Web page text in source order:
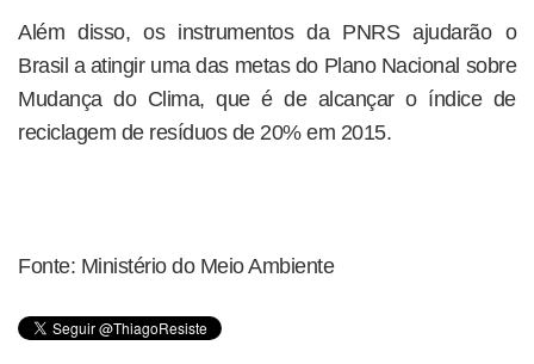
Além disso, os instrumentos da PNRS ajudarão o
Brasil a atingir uma das metas do Plano Nacional sobre
Mudança do Clima, que é de alcançar o índice de
reciclagem de resíduos de 20% em 2015.
Fonte: Ministério do Meio Ambiente